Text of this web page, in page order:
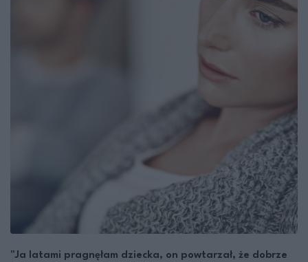
"Ja latami pragnęłam dziecka, on powtarzał, że dobrze